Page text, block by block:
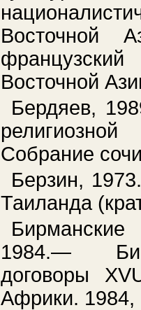
Восточной
Восточной
Бердяев,
Собрание
Берзин,
Таиланда
1984.—
договоры
Африки.